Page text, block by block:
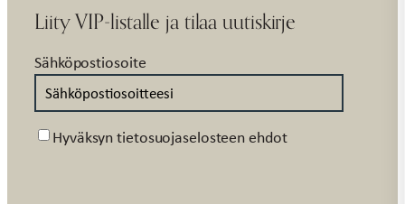
Liity VIP-listalle ja tilaa uutiskirje
Sähköpostiosoite
Suostumus
Hyväksyn tietosuojaselosteen ehdot